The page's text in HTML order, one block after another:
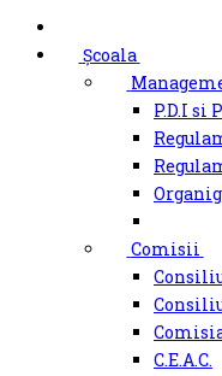
Școala
P.D.I si
Comisii
C.E.A.C.